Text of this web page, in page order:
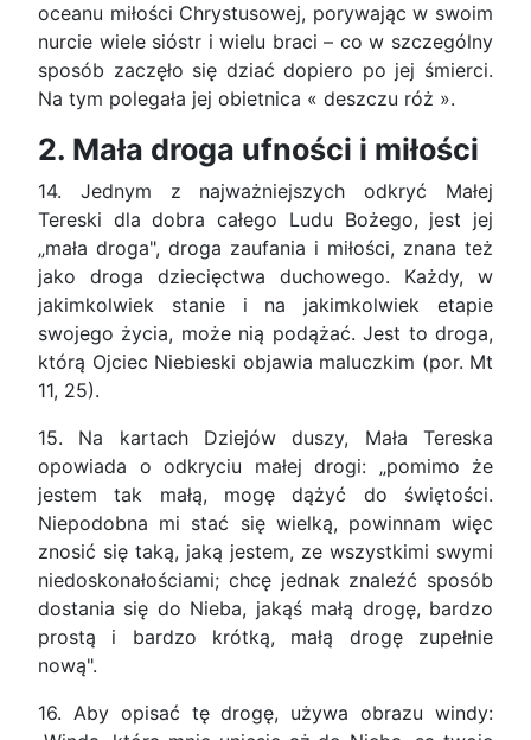
oceanu miłości Chrystusowej, porywając w swoim
nurcie wiele sióstr i wielu braci – co w szczególny
sposób zaczęło się dziać dopiero po jej śmierci.
Na tym polegała jej obietnica « deszczu róż ».
2. Mała droga ufności i miłości
14. Jednym z najważniejszych odkryć Małej
Tereski dla dobra całego Ludu Bożego, jest jej
„mała droga", droga zaufania i miłości, znana też
jako droga dziecięctwa duchowego. Każdy, w
jakimkolwiek stanie i na jakimkolwiek etapie
swojego życia, może nią podążać. Jest to droga,
którą Ojciec Niebieski objawia maluczkim (por. Mt
11, 25).
15. Na kartach Dziejów duszy, Mała Tereska
opowiada o odkryciu małej drogi: „pomimo że
jestem tak małą, mogę dążyć do świętości.
Niepodobna mi stać się wielką, powinnam więc
znosić się taką, jaką jestem, ze wszystkimi swymi
niedoskonałościami; chcę jednak znaleźć sposób
dostania się do Nieba, jakąś małą drogę, bardzo
prostą i bardzo krótką, małą drogę zupełnie
nową".
16. Aby opisać tę drogę, używa obrazu windy: